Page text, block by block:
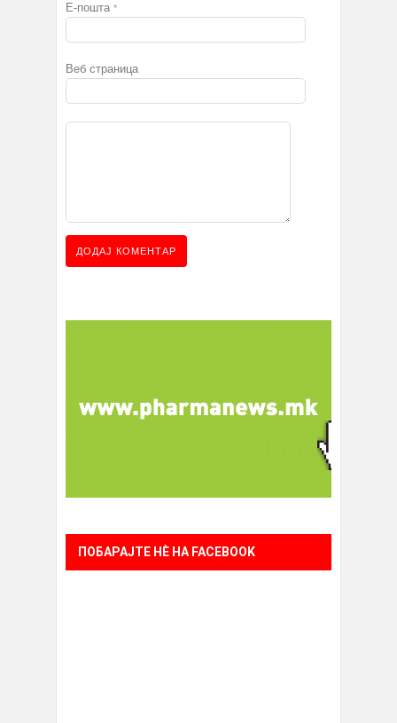
Е-пошта *
Веб страница
ПОБАРАЈТЕ НÈ НА FACEBOOK